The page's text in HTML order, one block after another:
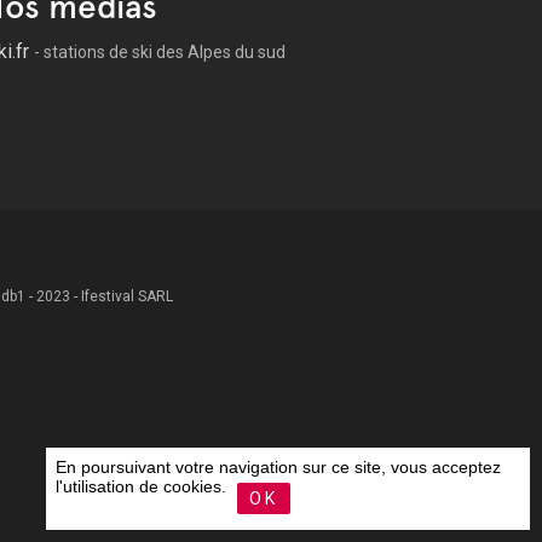
- stations de ski des Alpes du sud
- 2023 - Ifestival SARL
En poursuivant votre navigation sur ce site, vous acceptez
l'utilisation de cookies.
OK